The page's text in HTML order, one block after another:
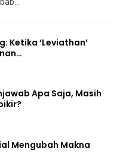
Ketika ‘Leviathan’
Apa Saja, Masih
Mengubah Makna